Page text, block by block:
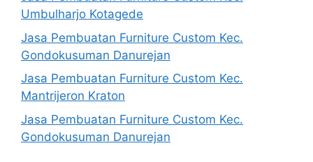
Umbulharjo Kotagede
Jasa Pembuatan Furniture Custom Kec.
Gondokusuman Danurejan
Jasa Pembuatan Furniture Custom Kec.
Mantrijeron Kraton
Jasa Pembuatan Furniture Custom Kec.
Gondokusuman Danurejan